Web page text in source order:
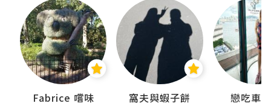
Fabrice 嚐味 窩夫與蝦子餅 戀吃車